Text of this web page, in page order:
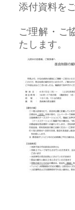
添付資料を
ご理解・ご
たします。